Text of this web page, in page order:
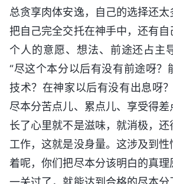
总贪享肉体安逸，自己的选择还
把自己完全交托在神手中，还有自
个人的意愿、想法、前途还占主
“尽这个本分以后有没有前途呀？
技术？在神家以后有没有出息呀？
尽本分苦点儿、累点儿、享受得
长了心里就不是滋味，就消极，
工作，这就是没身量。这涉及到
着呢，你们把尽本分该明白的真